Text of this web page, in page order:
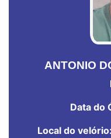
ANTONIO
Data do
Local do velório: